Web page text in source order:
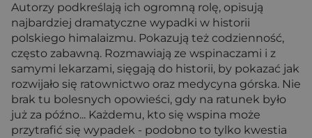
Autorzy podkreślają ich ogromną rolę, opisują
najbardziej dramatyczne wypadki w historii
polskiego himalaizmu. Pokazują też codzienność,
często zabawną. Rozmawiają ze wspinaczami i z
samymi lekarzami, sięgają do historii, by pokazać jak
rozwijało się ratownictwo oraz medycyna górska. Nie
brak tu bolesnych opowieści, gdy na ratunek było
już za późno... Każdemu, kto się wspina może
przytrafić się wypadek - podobno to tylko kwestia